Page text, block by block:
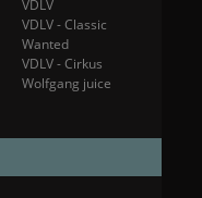
VDLV
VDLV - Classic
Wanted
VDLV - Cirkus
Wolfgang juice